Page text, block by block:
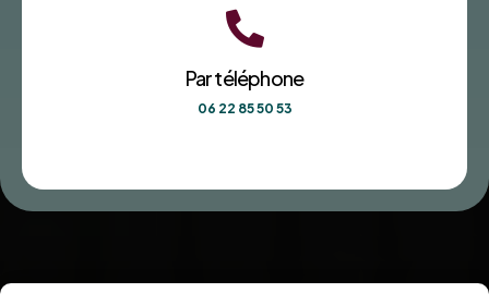

Par téléphone
06 22 85 50 53